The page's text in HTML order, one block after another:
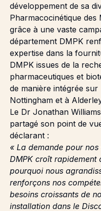
développement de sa
Pharmacocinétique des
grâce à une vaste
département DMPK
expertise dans la
DMPK issues de la
pharmaceutiques et
de manière intégrée
Nottingham et à
Le Dr Jonathan
partagé son point de
déclarant :
« La demande pour
DMPK croît rapidement
pourquoi nous
renforçons nos
besoins croissants de
installation dans le